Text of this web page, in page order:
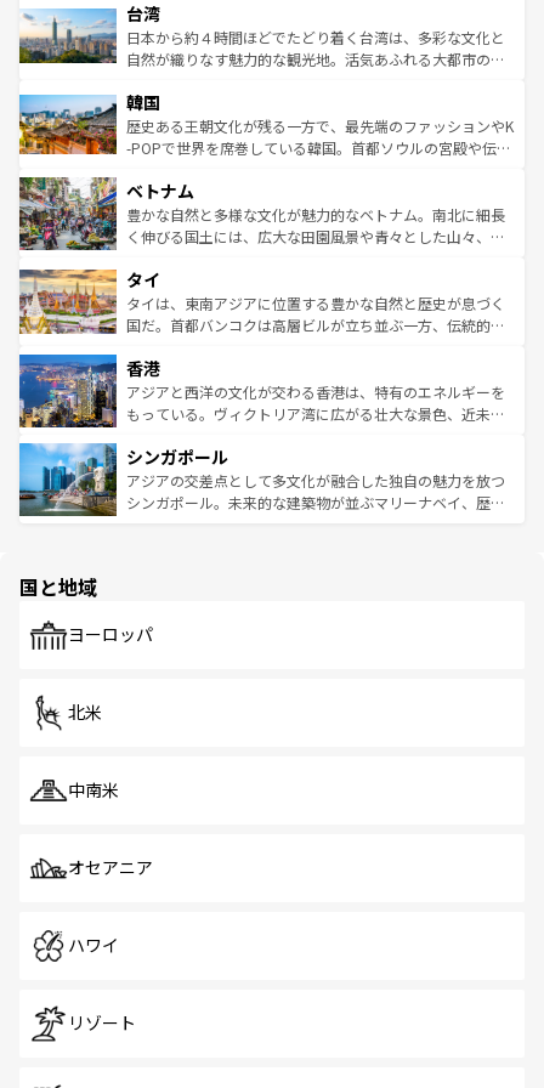
ならではの贅沢な旅のスタイルだ。 なお、新着のアメリカ
情報はコンテンツ一覧を参照してほしい。
れるおもてなしの心で訪れる人々を迎えてくれるハワイの
人々、おいしいローカルフードやハワイアンミュージッ
ク、伝統的なフラダンスなど、すべてがハワイの魅力を彩
ワイを、存分に味わってほしい。 なお、新着のハワイ情報
はコンテンツ一覧を参照してほしい。
リアリーフや大陸中央部にそびえるウルル（エアーズロッ
ク）、タスマニアの美しい原生林やケアンズの熱帯雨林な
ど、見どころがたくさん。また、カフェやワイン、オージ
いる。アクティビティも充実しており、サーフィンやダイ
ビング、ハイキングなど、アウトドア好きにはたまらな
い。オーストラリアの多彩な魅力を存分に味わいつくそ
参照してほしい。
台湾
日本から約４時間ほどでたどり着く台湾は、多彩な文化と
自然が織りなす魅力的な観光地。活気あふれる大都市の台
ン）、静ひつな山岳地帯である台湾東部など、都市の喧騒
と山間の静けさが共存しており、訪れる人に新しい発見と
驚きをもたらしてくれる。また、奥深い台湾の食文化も魅
容にもいいと評判のスイーツなど、バラエティ豊かな料理
が味わえる。 なお、新着の台湾情報は コンテンツ一覧を参
照してほしい。
韓国
歴史ある王朝文化が残る一方で、最先端のファッションやK
-POPで世界を席巻している韓国。首都ソウルの宮殿や伝統
き、地方に足を延ばせば四季折々の自然美を楽しむことが
できる。そして、キムチや焼肉、絶品のストリートフード
まで、さまざまな韓国料理が待っている。夜には、韓国な
リティに包まれながら、韓国の多彩な魅力を心ゆくまで味
わってみてほしい。 なお、新着の韓国情報はコンテンツ一
覧を参照してほしい。
ベトナム
豊かな自然と多様な文化が魅力的なベトナム。南北に細長
く伸びる国土には、広大な田園風景や青々とした山々、世
急速な発展と共に伝統が息づく。ハノイの古い町並みやホ
ーチミン市のフランス統治時代の建物も、独特の雰囲気を
醸し出している。また、バラエティの豊かさとおいしさで
とつ。フォーやバインミー、ベトナムコーヒーなどは、ぜ
ひ現地で味わいたい。どの地域を訪れてもあたたかい人々
が旅行者を迎えてくれるので、きっと忘れられない旅にな
参照してほしい。
タイ
タイは、東南アジアに位置する豊かな自然と歴史が息づく
国だ。首都バンコクは高層ビルが立ち並ぶ一方、伝統的な
の活気が交差している。北部ではチェンマイなどの山岳地
帯で自然と触れ合い、南部ではプーケットやクラビの美し
いビーチでリゾート気分を楽しむことができる。タイ料理
激する。気候は一年中温暖で、どの季節にも異なる楽しみ
が待っている。親しみやすいタイの人々、仏教を中心とし
た文化、そして多様な観光資源が、訪れる旅人を魅了し続
香港
アジアと西洋の文化が交わる香港は、特有のエネルギーを
もっている。ヴィクトリア湾に広がる壮大な景色、近未来
み、どこを訪れても感動するはず。観光スポットが密集し
ており、効率よく見どころを回れるのも魅力。息をのむよ
うな絶景から文化的な体験まで、香港を存分に楽しみ尽く
シンガポール
アジアの交差点として多文化が融合した独自の魅力を放つ
シンガポール。未来的な建築物が並ぶマリーナベイ、歴史
で、ホーカーズは地元の風情を楽しめる外せないスポット
国と地域
ヨーロッパ
北米
中南米
オセアニア
ハワイ
リゾート